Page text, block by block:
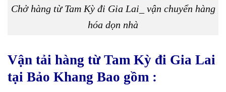
Chở hàng từ Tam Kỳ đi Gia Lai_ vận chuyển hàng
hóa dọn nhà
Vận tải hàng từ Tam Kỳ đi Gia Lai
tại Bảo Khang Bao gồm :